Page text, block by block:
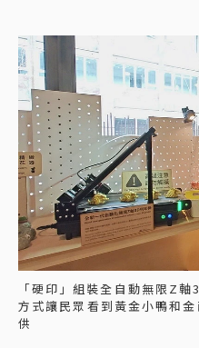
「硬印」組裝全自動無限Z
方式讓民眾看到黃金小鴨和
供